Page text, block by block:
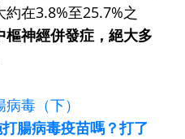
在3.8%至25.7%之
樞神經併發症，絕大多
毒（下）
腸病毒疫苗嗎？打了